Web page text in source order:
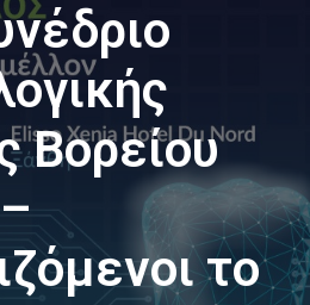
Βορείου
το